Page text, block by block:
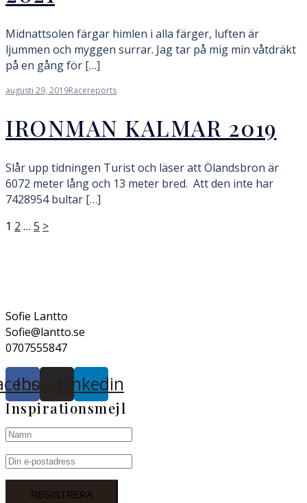
Midnattsolen färgar himlen i alla färger, luften är
ljummen och myggen surrar. Jag tar på mig min våtdräkt
på en gång för […]
augusti 29, 2019Racereports
IRONMAN KALMAR 2019
Slår upp tidningen Turist och läser att Ölandsbron är
6072 meter lång och 13 meter bred. Att den inte har
7428954 bultar […]
Sidnumrering
1 2 … 5 >
Sofie Lantto
Sofie@lantto.se
0707555847
InstagramLinkedin
Inspirationsmejl